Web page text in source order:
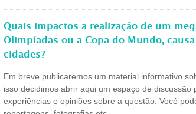
Quais impactos a realização de um
Olimpíadas ou a Copa do Mundo,
cidades?
Em breve publicaremos um material informativo
isso decidimos abrir aqui um espaço de
experiências e opiniões sobre a questão. Você